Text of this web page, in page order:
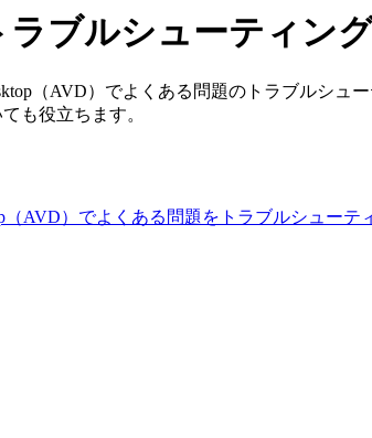
ブルシューティン
（AVD）でよくある問題のトラブルシ
も役立ちます。
（AVD）でよくある問題をトラブルシューテ